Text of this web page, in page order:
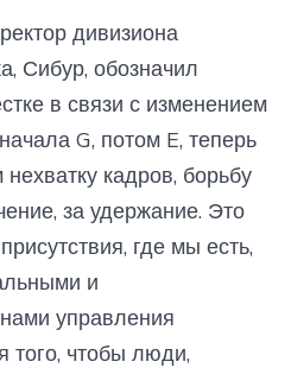
дивизиона
Сибур, обозначил
в связи с изменением
G, потом E, теперь
кадров, борьбу
за удержание. Это
где мы есть,
и
управления
того, чтобы люди,